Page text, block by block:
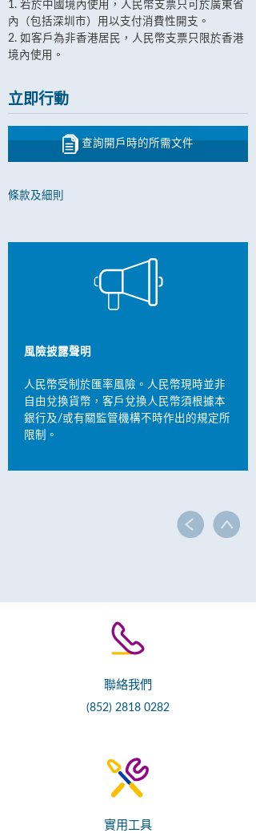
1. 若於中國境內使用，人民幣支票只可於廣東省
內（包括深圳市）用以支付消費性開支。
2. 如客戶為非香港居民，人民幣支票只限於香港
境內使用。
立即行動
查詢開戶時的所需文件
條款及細則
風險披露聲明
人民幣受制於匯率風險。人民幣現時並非
自由兌換貨幣，客戶兌換人民幣須根據本
銀行及/或有關監管機構不時作出的規定所
限制。
聯絡我們
(852) 2818 0282
實用工具